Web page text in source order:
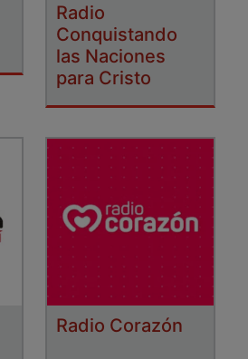
Radio
Conquistando
las Naciones
para Cristo
Radio Corazón